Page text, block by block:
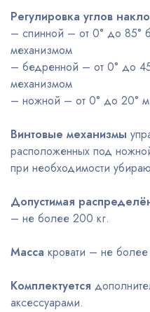
Регулировка углов
– спинной – от 0° до 85°
механизмом
– бедренной – от 0° до
механизмом
– ножной – от 0° до 20°
Винтовые механизмы
расположенных под
при необходимости
Допустимая
– не более 200 кг.
Масса кровати – не более
Комплектуется
аксессуарами.